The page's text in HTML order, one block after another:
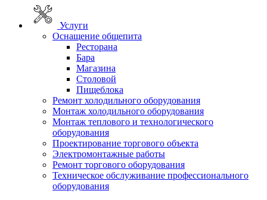
Услуги
Оснащение общепита
Ресторана
Бара
Магазина
Столовой
Пищеблока
Ремонт холодильного оборудования
Монтаж холодильного оборудования
Монтаж теплового и технологического
оборудования
Проектирование торгового объекта
Электромонтажные работы
Ремонт торгового оборудования
Техническое обслуживание профессионального
оборудования